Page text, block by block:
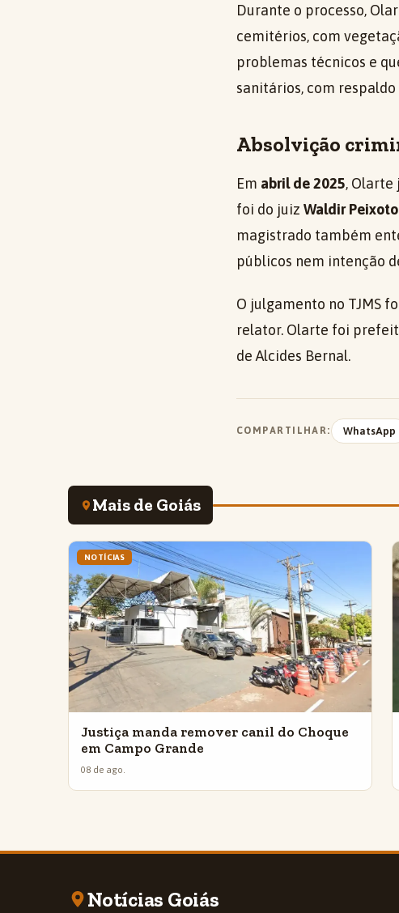
Durante o processo,
cemitérios, com
problemas técnicos e
sanitários, com
Absolvição
Em abril de 2025, Olarte
foi do juiz Waldir
magistrado também
públicos nem intenção
O julgamento no TJMS
relator. Olarte foi
de Alcides Bernal.
COMPARTILHAR: WhatsApp
Mais de Goiás
NOTÍCIAS
Justiça manda remover canil do Choque
em Campo Grande
08 de ago.
Notícias Goiás